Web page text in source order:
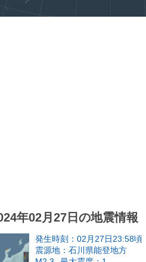
年02月27日の地震情報
発生時刻：02月27日23:58頃
震源地：石川県能登地方